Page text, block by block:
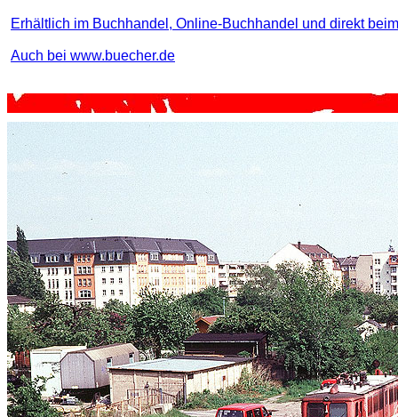
Erhältlich im Buchhandel, Online-Buchhandel und direkt
Auch bei www.buecher.de